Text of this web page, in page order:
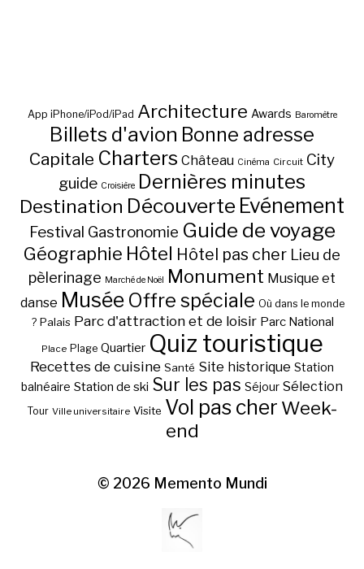
App iPhone/iPod/iPad Architecture Awards Baromètre
Billets d'avion Bonne adresse
Capitale Charters Château Cinéma Circuit City
guide Croisière Dernières minutes
Destination Découverte Evénement
Festival Gastronomie Guide de voyage
Géographie Hôtel Hôtel pas cher Lieu de
pèlerinage Marché de Noël Monument Musique et
danse Musée Offre spéciale Où dans le monde
? Palais Parc d'attraction et de loisir Parc National
Place Plage Quartier Quiz touristique
Recettes de cuisine Santé Site historique Station
balnéaire Station de ski Sur les pas Séjour Sélection
Tour Ville universitaire Visite Vol pas cher Week-
end
© 2026 Memento Mundi